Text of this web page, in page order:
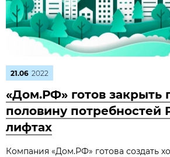
21.06 2022
«Дом.РФ» готов закрыть
половину потребностей
лифтах
Компания «Дом.РФ» готова создать